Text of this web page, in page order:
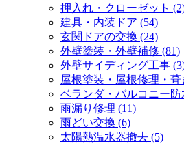
押入れ・クローゼット
建具・内装ドア (54)
玄関ドアの交換 (24)
外壁塗装・外壁補修 (81)
外壁サイディング工事
屋根塗装・屋根修理・葺
ベランダ・バルコニー防
雨漏り修理 (11)
雨どい交換 (6)
太陽熱温水器撤去 (5)